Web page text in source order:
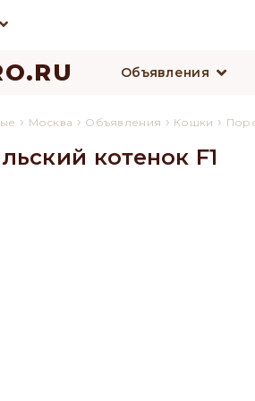
Объявления
› Москва › Объявления › Кошки ›
котенок F1